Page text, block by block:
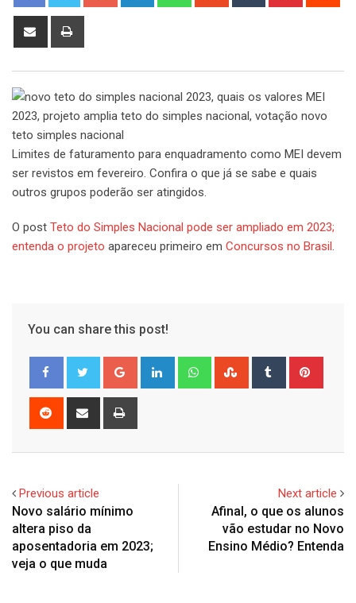
Share
Limites de faturamento para enquadramento como MEI devem
ser revistos em fevereiro. Confira o que já se sabe e quais
outros grupos poderão ser atingidos.
O post Teto do Simples Nacional pode ser ampliado em 2023;
entenda o projeto apareceu primeiro em Concursos no Brasil.
You can share this post!
Google+ LinkedIn WhatsappStumbleUpon
Tumblr
Reddit
Share
Previous article
Novo salário mínimo
altera piso da
aposentadoria em 2023;
veja o que muda
Next article
Afinal, o que os alunos
vão estudar no Novo
Ensino Médio? Entenda